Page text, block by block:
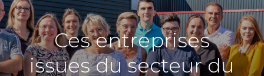
Ces entreprises
issues du secteur du